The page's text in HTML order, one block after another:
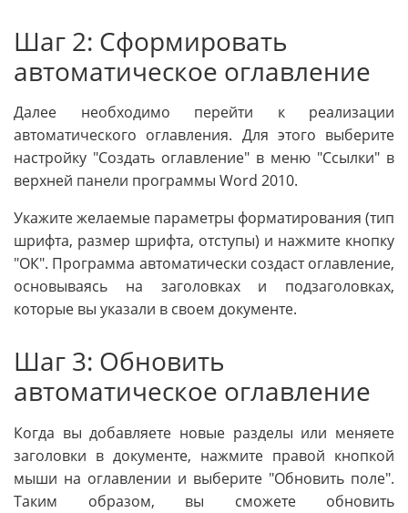
Шаг 2: Сформировать
автоматическое оглавление
Далее необходимо перейти к реализации
автоматического оглавления. Для этого выберите
настройку "Создать оглавление" в меню "Ссылки" в
верхней панели программы Word 2010.
Укажите желаемые параметры форматирования (тип
шрифта, размер шрифта, отступы) и нажмите кнопку
"ОК". Программа автоматически создаст оглавление,
основываясь на заголовках и подзаголовках,
которые вы указали в своем документе.
Шаг 3: Обновить
автоматическое оглавление
Когда вы добавляете новые разделы или меняете
заголовки в документе, нажмите правой кнопкой
мыши на оглавлении и выберите "Обновить поле".
Таким образом, вы сможете обновить